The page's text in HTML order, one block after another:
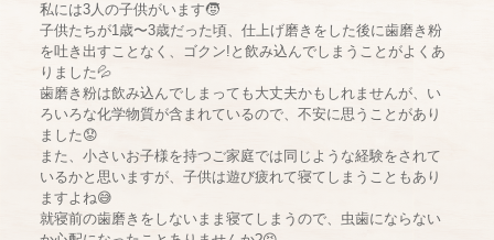
私には3人の子供がいます🧒
子供たちが1歳〜3歳だった頃、仕上げ磨きをした後に歯磨き粉
を吐き出すことなく、ゴクン!と飲み込んでしまうことがよくあ
りました💦
歯磨き粉は飲み込んでしまっても大丈夫かもしれませんが、い
ろいろな化学物質が含まれているので、不安に思うことがあり
ました😟
また、小さいお子様を持つご家庭では同じような経験をされて
いるかと思いますが、子供は遊び疲れて寝てしまうこともあり
ますよね😅
就寝前の歯磨きをしないまま寝てしまうので、虫歯にならない